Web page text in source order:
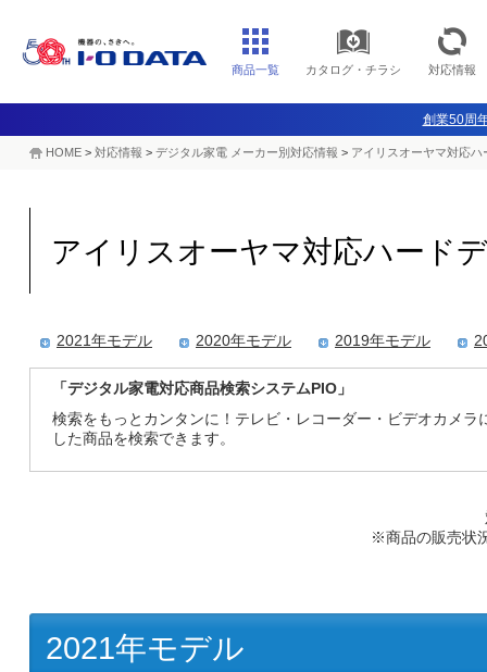
商品一覧 カタログ・チラシ 対応情報
創業50周
HOME > 対応情報 > デジタル家電 メーカー別対応情報 > アイリスオーヤマ対応
アイリスオーヤマ対応ハード
2021年モデル 2020年モデル 2019年モデル
「デジタル家電対応商品検索システムPIO」
検索をもっとカンタンに！テレビ・レコーダー・ビデオカメラ
した商品を検索できます。
※商品の販売状
2021年モデル